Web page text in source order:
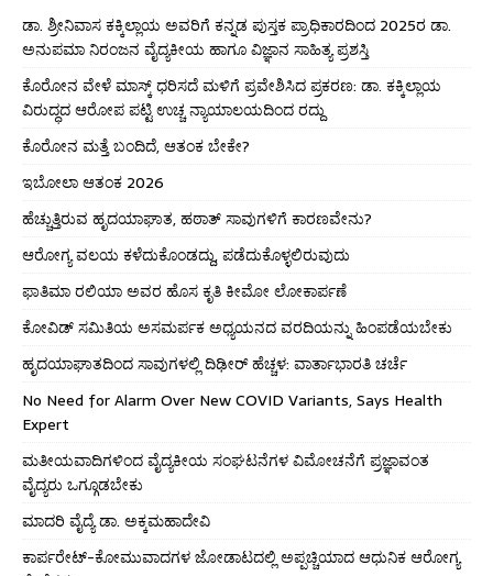
ಡಾ. ಶ್ರೀನಿವಾಸ ಕಕ್ಕಿಲ್ಲಾಯ ಅವರಿಗೆ ಕನ್ನಡ ಪುಸ್ತಕ ಪ್ರಾಧಿಕಾರದಿಂದ 2025ರ ಡಾ.
ಅನುಪಮಾ ನಿರಂಜನ ವೈದ್ಯಕೀಯ ಹಾಗೂ ವಿಜ್ಞಾನ ಸಾಹಿತ್ಯ ಪ್ರಶಸ್ತಿ
ಕೊರೋನ ವೇಳೆ ಮಾಸ್ಕ್ ಧರಿಸದೆ ಮಳಿಗೆ ಪ್ರವೇಶಿಸಿದ ಪ್ರಕರಣ: ಡಾ. ಕಕ್ಕಿಲ್ಲಾಯ
ವಿರುದ್ಧದ ಆರೋಪ ಪಟ್ಟಿ ಉಚ್ಚ ನ್ಯಾಯಾಲಯದಿಂದ ರದ್ದು
ಕೊರೋನ ಮತ್ತೆ ಬಂದಿದೆ, ಆತಂಕ ಬೇಕೇ?
ಇಬೋಲಾ ಆತಂಕ 2026
ಹೆಚ್ಚುತ್ತಿರುವ ಹೃದಯಾಘಾತ, ಹಠಾತ್ ಸಾವುಗಳಿಗೆ ಕಾರಣವೇನು?
ಆರೋಗ್ಯ ವಲಯ ಕಳೆದುಕೊಂಡದ್ದು, ಪಡೆದುಕೊಳ್ಳಲಿರುವುದು
ಫಾತಿಮಾ ರಲಿಯಾ ಅವರ ಹೊಸ ಕೃತಿ ಕೀಮೋ ಲೋಕಾರ್ಪಣೆ
ಕೋವಿಡ್ ಸಮಿತಿಯ ಅಸಮರ್ಪಕ ಅಧ್ಯಯನದ ವರದಿಯನ್ನು ಹಿಂಪಡೆಯಬೇಕು
ಹೃದಯಾಘಾತದಿಂದ ಸಾವುಗಳಲ್ಲಿ ದಿಢೀರ್ ಹೆಚ್ಚಳ: ವಾರ್ತಾಭಾರತಿ ಚರ್ಚೆ
No Need for Alarm Over New COVID Variants, Says Health
Expert
ಮತೀಯವಾದಿಗಳಿಂದ ವೈದ್ಯಕೀಯ ಸಂಘಟನೆಗಳ ವಿಮೋಚನೆಗೆ ಪ್ರಜ್ಞಾವಂತ
ವೈದ್ಯರು ಒಗ್ಗೂಡಬೇಕು
ಮಾದರಿ ವೈದ್ಯೆ ಡಾ. ಅಕ್ಕಮಹಾದೇವಿ
ಕಾರ್ಪರೇಟ್-ಕೋಮುವಾದಗಳ ಜೋಡಾಟದಲ್ಲಿ ಅಪ್ಪಚ್ಚಿಯಾದ ಆಧುನಿಕ ಆರೋಗ್ಯ